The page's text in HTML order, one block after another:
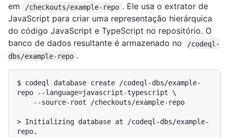
em
/checkouts/example-repo . Ele usa o extrator de
JavaScript para criar uma representação hierárquica
do código JavaScript e TypeScript no repositório. O
banco de dados resultante é armazenado no
/codeql-
dbs/example-repo .
$ codeql database create /codeql-dbs/example-
repo --language=javascript-typescript \
    --source-root /checkouts/example-repo
> Initializing database at /codeql-dbs/example-
repo.